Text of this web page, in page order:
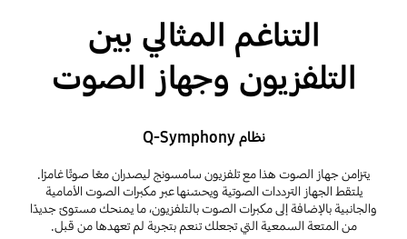
التناغم المثالي بين
التلفزيون وجهاز الصوت
نظام Q-Symphony
يتزامن جهاز الصوت هذا مع تلفزيون سامسونج ليصدران معًا صوتًا غامرًا.
يلتقط الجهاز الترددات الصوتية ويحسّنها عبر مكبرات الصوت الأمامية
والجانبية بالإضافة إلى مكبرات الصوت بالتلفزيون، ما يمنحك مستوىً جديدًا
من المتعة السمعية التي تجعلك تنعم بتجربة لم تعهدها من قبل.